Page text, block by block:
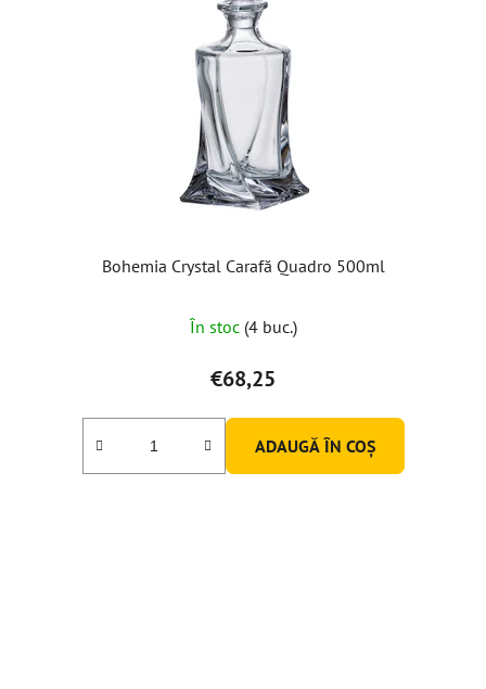
Bohemia Crystal Carafă Quadro 500ml
medie
a
produsului
este
5,0
În stoc (4 buc.)
€68,25
ADAUGĂ ÎN COŞ